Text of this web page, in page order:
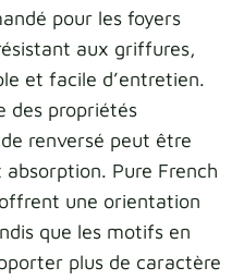
pour les foyers
aux griffures,
et facile d’entretien.
des propriétés
renversé peut être
Pure French
une orientation
que les motifs en
plus de caractère